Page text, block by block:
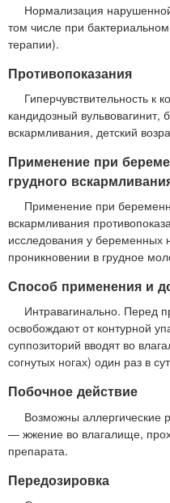
Нормализация
том числе при
терапии).
Противопоказания
Гиперчувствительность к
кандидозный вульвовагинит,
вскармливания, детский
Применение при
грудного
Применение при
вскармливания
исследования у беременных
проникновении в грудное
Способ применения и
Интравагинально. Перед
освобождают от контурной
суппозиторий вводят во
согнутых ногах) один раз в
Побочное действие
Возможны аллергические
— жжение во влагалище,
препарата.
Передозировка